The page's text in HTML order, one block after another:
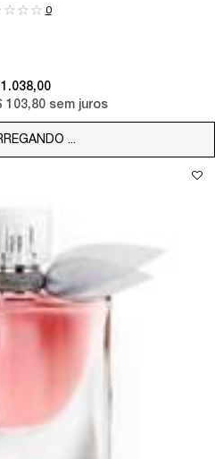
0
103,80 sem juros
...